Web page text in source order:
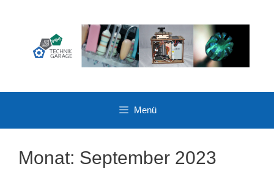
Menü
Monat: September 2023